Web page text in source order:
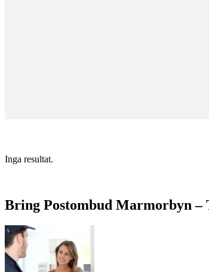
Inga resultat.
Bring Postombud Marmorbyn –